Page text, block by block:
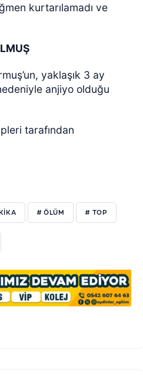
kurtarılamadı ve
yaklaşık 3 ay
anjiyo olduğu
tarafından
# ÖLÜM # TOP